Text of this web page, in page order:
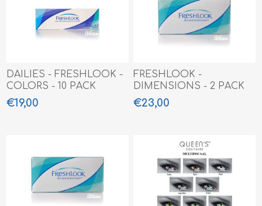
DAILIES - FRESHLOOK -
COLORS - 10 PACK
€19,00
FRESHLOOK -
DIMENSIONS - 2 PACK
€23,00